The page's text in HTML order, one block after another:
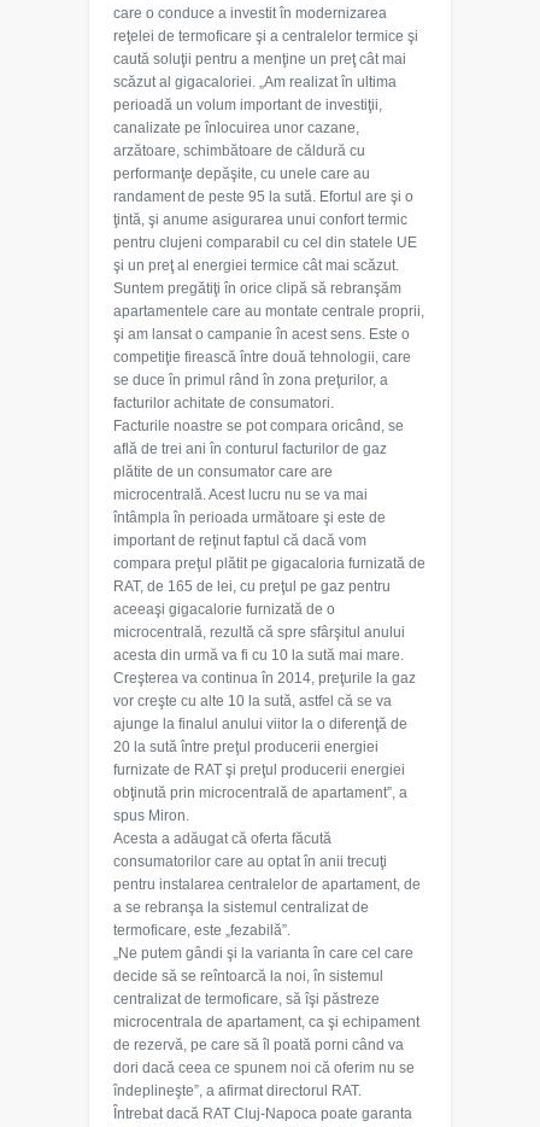
care o conduce a investit în modernizarea
reţelei de termoficare şi a centralelor termice şi
caută soluţii pentru a menţine un preţ cât mai
scăzut al gigacaloriei. „Am realizat în ultima
perioadă un volum important de investiţii,
canalizate pe înlocuirea unor cazane,
arzătoare, schimbătoare de căldură cu
performanţe depăşite, cu unele care au
randament de peste 95 la sută. Efortul are şi o
ţintă, şi anume asigurarea unui confort termic
pentru clujeni comparabil cu cel din statele UE
şi un preţ al energiei termice cât mai scăzut.
Suntem pregătiţi în orice clipă să rebranşăm
apartamentele care au montate centrale proprii,
şi am lansat o campanie în acest sens. Este o
competiţie firească între două tehnologii, care
se duce în primul rând în zona preţurilor, a
facturilor achitate de consumatori.
Facturile noastre se pot compara oricând, se
află de trei ani în conturul facturilor de gaz
plătite de un consumator care are
microcentrală. Acest lucru nu se va mai
întâmpla în perioada următoare şi este de
important de reţinut faptul că dacă vom
compara preţul plătit pe gigacaloria furnizată de
RAT, de 165 de lei, cu preţul pe gaz pentru
aceeaşi gigacalorie furnizată de o
microcentrală, rezultă că spre sfârşitul anului
acesta din urmă va fi cu 10 la sută mai mare.
Creşterea va continua în 2014, preţurile la gaz
vor creşte cu alte 10 la sută, astfel că se va
ajunge la finalul anului viitor la o diferenţă de
20 la sută între preţul producerii energiei
furnizate de RAT şi preţul producerii energiei
obţinută prin microcentrală de apartament”, a
spus Miron.
Acesta a adăugat că oferta făcută
consumatorilor care au optat în anii trecuţi
pentru instalarea centralelor de apartament, de
a se rebranşa la sistemul centralizat de
termoficare, este „fezabilă”.
„Ne putem gândi şi la varianta în care cel care
decide să se reîntoarcă la noi, în sistemul
centralizat de termoficare, să îşi păstreze
microcentrala de apartament, ca şi echipament
de rezervă, pe care să îl poată porni când va
dori dacă ceea ce spunem noi că oferim nu se
îndeplineşte”, a afirmat directorul RAT.
Întrebat dacă RAT Cluj-Napoca poate garanta